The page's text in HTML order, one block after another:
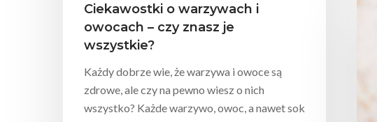
Ciekawostki o warzywach i
owocach – czy znasz je
wszystkie?
Każdy dobrze wie, że warzywa i owoce są
zdrowe, ale czy na pewno wiesz o nich
wszystko? Każde warzywo, owoc, a nawet sok